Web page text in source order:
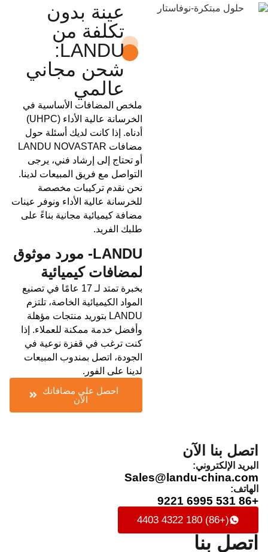
عينة بدون
تكلفة من
LANDU:
شحن مجاني
عالمي
ملخص المضافات الأساسية في
الخرسانة عالية الأداء (UHPC)
أدناه. إذا كانت لديك أسئلة حول
مضافات LANDU NOVASTAR
أو تحتاج إلى إرشاد فني، يرجى
التواصل مع فريق المبيعات لدينا.
نحن نقدم تركيبات مخصصة
للخرسانة عالية الأداء ونوفر عينات
مضافة كيميائية مجانية بناءً على
طلبك الفريد.
LANDU- مورد موثوق
لمضافات كيميائية
بخبرة تمتد لـ 17 عامًا في تصنيع
المواد الكيميائية الخاصة، تلتزم
LANDU بتوريد منتجات مؤهلة
وأفضل خدمة ممكنة للعملاء. إذا
كنت ترغب في قفزة نوعية في
الجودة، اتصل بمندوب المبيعات
لدينا على الفور.
احصل على مضافاتك
الآن
اتصل بنا الآن
البريد الإلكتروني:
Sales@landu-china.com
الهاتف:
+86 531 6995 9221
(+86) 180 4322 4403
اتصل بنا